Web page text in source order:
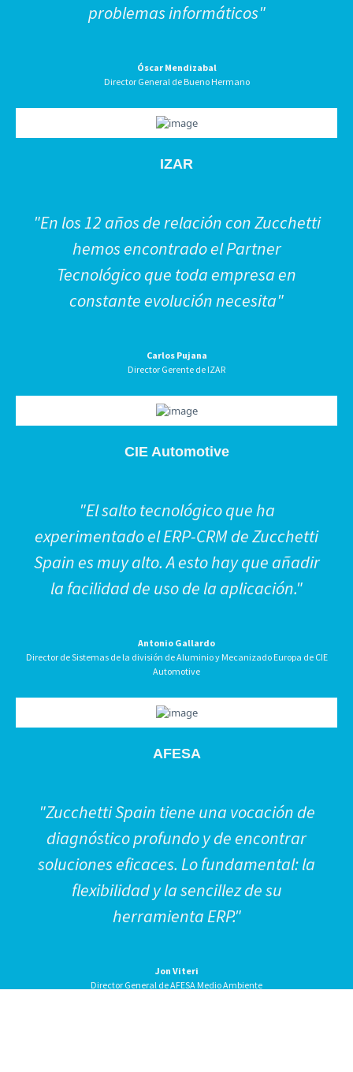
problemas informáticos"
Óscar Mendizabal
Director General de Bueno Hermano
IZAR
"En los 12 años de relación con Zucchetti
hemos encontrado el Partner
Tecnológico que toda empresa en
constante evolución necesita"
Carlos Pujana
Director Gerente de IZAR
CIE Automotive
"El salto tecnológico que ha
experimentado el ERP-CRM de Zucchetti
Spain es muy alto. A esto hay que añadir
la facilidad de uso de la aplicación."
Antonio Gallardo
Director de Sistemas de la división de Aluminio y Mecanizado Europa de CIE
Automotive
AFESA
"Zucchetti Spain tiene una vocación de
diagnóstico profundo y de encontrar
soluciones eficaces. Lo fundamental: la
flexibilidad y la sencillez de su
herramienta ERP."
Jon Viteri
Director General de AFESA Medio Ambiente